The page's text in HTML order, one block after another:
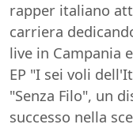
rapper italiano
carriera
live in Campania
EP "I sei voli
"Senza Filo", un
successo nella